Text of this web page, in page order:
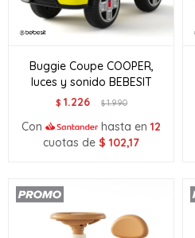
Buggie Coupe COOPER,
luces y sonido BEBESIT
$ 1.226 $1.990
Con hasta en 12
cuotas de $ 102,17